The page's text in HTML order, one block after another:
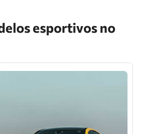
esportivos no